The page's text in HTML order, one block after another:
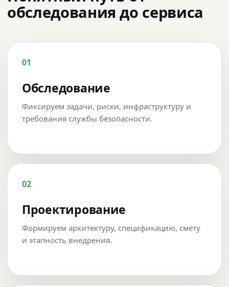
обследования до сервиса
01
Обследование
Фиксируем задачи, риски, инфраструктуру и
требования службы безопасности.
02
Проектирование
Формируем архитектуру, спецификацию, смету
и этапность внедрения.